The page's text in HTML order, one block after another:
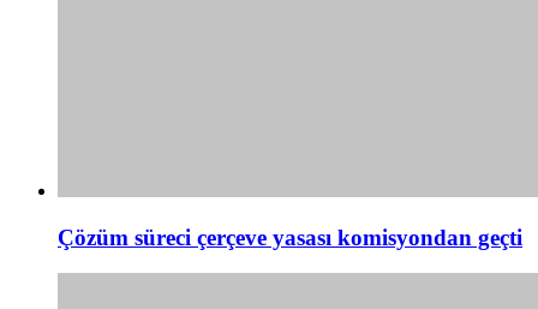
Çözüm süreci çerçeve yasası komisyondan geçti